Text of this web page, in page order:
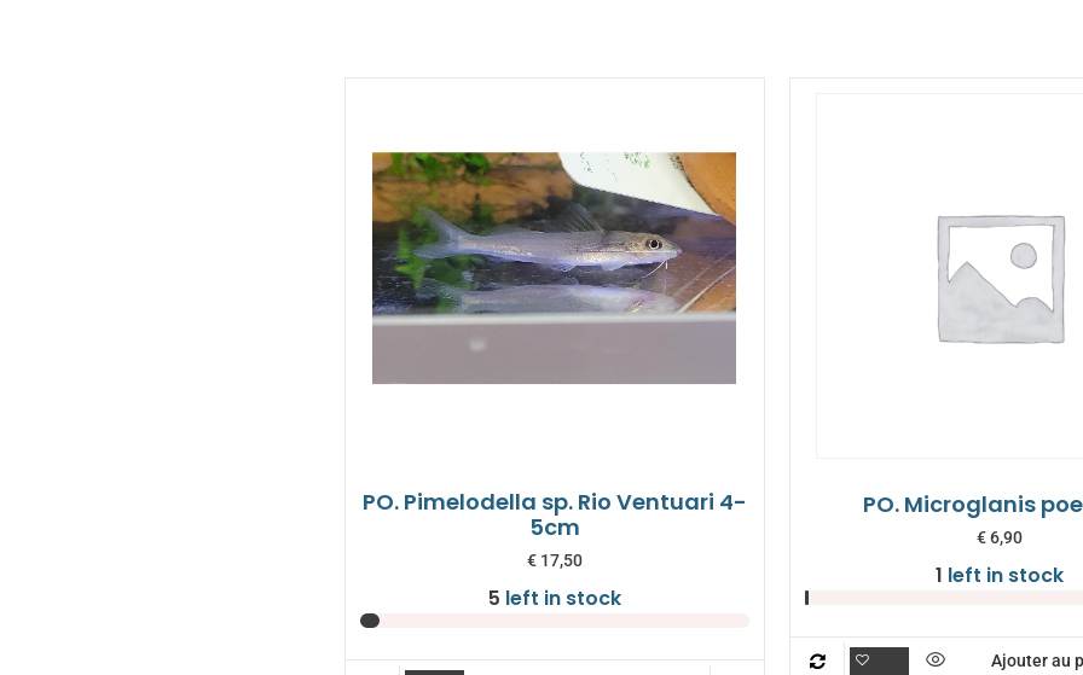
PO. Pimelodella sp. Rio Ventuari 4-
5cm
€17,50
5 left in stock
PO. Microglanis
€6,90
1 left in stock
Ajouter au